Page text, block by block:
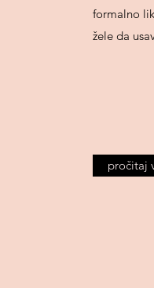
formalno
žele da
pročitaj